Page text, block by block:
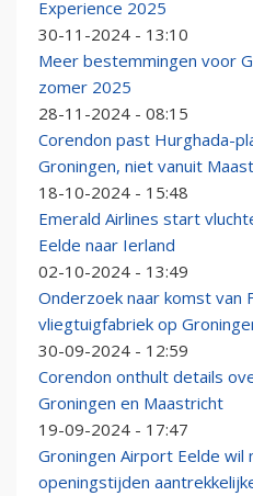
Experience 2025
30-11-2024 - 13:10
Meer bestemmingen voor
zomer 2025
28-11-2024 - 08:15
Corendon past Hurghada-
Groningen, niet vanuit
18-10-2024 - 15:48
Emerald Airlines start
Eelde naar Ierland
02-10-2024 - 13:49
Onderzoek naar komst van
vliegtuigfabriek op
30-09-2024 - 12:59
Corendon onthult details
Groningen en Maastricht
19-09-2024 - 17:47
Groningen Airport Eelde wil
openingstijden